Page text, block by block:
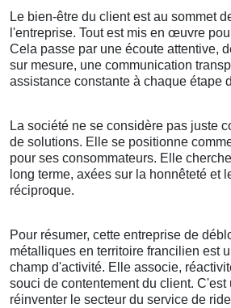
Le bien-être du client est au sommet
l'entreprise. Tout est mis en œuvre
Cela passe par une écoute attentive,
sur mesure, une communication
assistance constante à chaque étape
La société ne se considère pas juste
de solutions. Elle se positionne
pour ses consommateurs. Elle
long terme, axées sur la honnêteté et
réciproque.
Pour résumer, cette entreprise de
métalliques en territoire francilien est
champ d'activité. Elle associe,
souci de contentement du client. C'est
réinventer le secteur du service de